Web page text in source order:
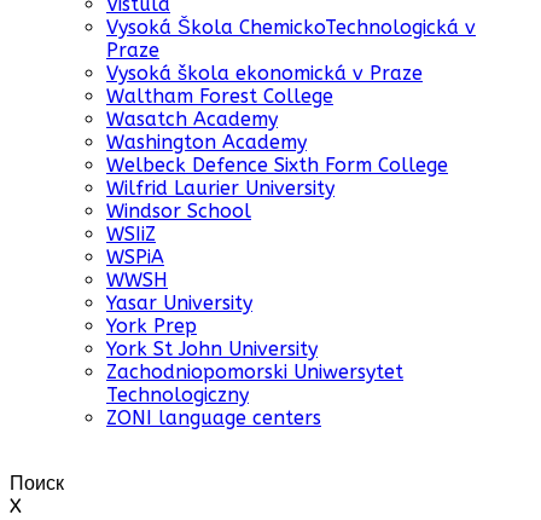
Vistula
Vysoká Škola ChemickoTechnologická v
Praze
Vysoká škola ekonomická v Praze
Waltham Forest College
Wasatch Academy
Washington Academy
Welbeck Defence Sixth Form College
Wilfrid Laurier University
Windsor School
WSIiZ
WSPiA
WWSH
Yasar University
York Prep
York St John University
Zachodniopomorski Uniwersytet
Technologiczny
ZONI language centers
Поиск
X